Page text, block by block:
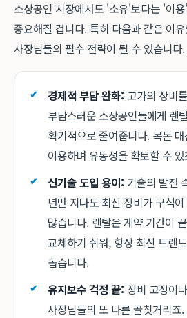
소상공인 시장에서도 '소유'보다는 '이
중요해질 겁니다. 특히 다음과 같은 이
사장님들의 필수 전략이 될 수 있습니다.
경제적 부담 완화: 고가의 장비
부담스러운 소상공인들에게 렌
획기적으로 줄여줍니다. 목돈
이용하며 유동성을 확보할 수
신기술 도입 용이: 기술의 발전
년만 지나도 최신 장비가 구식
많습니다. 렌탈은 계약 기간이
교체하기 쉬워, 항상 최신 트렌
돕습니다.
유지보수 걱정 끝: 장비 고장이
사장님들의 또 다른 골칫거리죠